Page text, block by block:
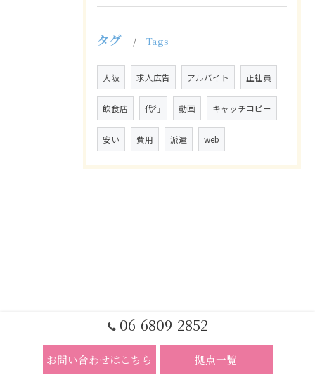
タグ Tags
大阪 求人広告 アルバイト 正社員
飲食店 代行 動画 キャッチコピー
安い 費用 派遣 web
06-6809-2852
お問い合わせはこちら 拠点一覧